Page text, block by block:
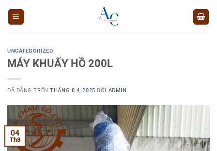
UNCATEGORIZED
MÁY KHUẤY HỒ 200L
ĐÃ ĐĂNG TRÊNTHÁNG 8 4, 2025 BỞI ADMIN
04
Th8